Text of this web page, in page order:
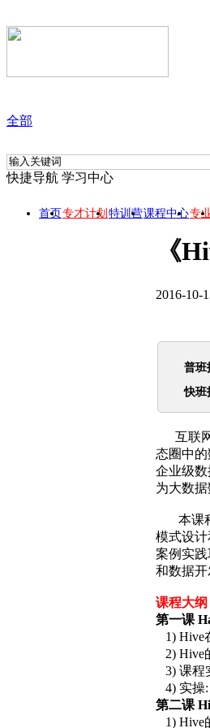
全部
快捷导航 学习中心
首页专才计划 特训营课程中心专
《
2016-10-
普班
快班
互联网
态圈中
企业级
为大数据
本课程
模式设
案例实
和数据开
课程大纲
第一课
1) Hive
2) Hive
3) 课程
4) 实操:
第二课
1) Hive